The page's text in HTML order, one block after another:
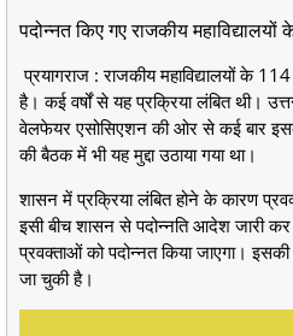
पदोन्नत किए गए राजकीय
प्रयागराज : राजकीय महाविद्यालयों के
है। कई वर्षों से यह प्रक्रिया लंबित थी।
वेलफेयर एसोसिएशन की ओर से कई बार
की बैठक में भी यह मुद्दा उठाया गया था।
शासन में प्रक्रिया लंबित होने के कारण
इसी बीच शासन से पदोन्नति आदेश जारी
प्रवक्ताओं को पदोन्नत किया जाएगा।
जा चुकी है।